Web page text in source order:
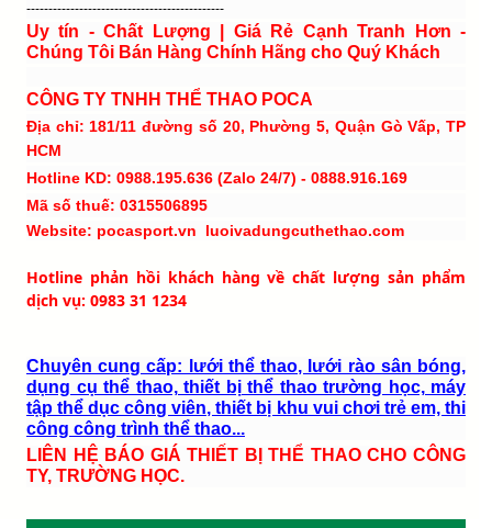
---------------------------------------------
Uy tín - Chất Lượng | Giá Rẻ Cạnh Tranh Hơn -
Chúng Tôi Bán Hàng Chính Hãng cho Quý Khách
CÔNG TY TNHH THỂ THAO POCA
Địa chỉ: 181/11 đường số 20, Phường 5, Quận Gò Vấp, TP
HCM
Hotline KD: 0988.195.636 (Zalo 24/7) - 0888.916.169
Mã số thuế: 0315506895
Website: pocasport.vn luoivadungcuthethao.com
Hotline phản hồi khách hàng về chất lượng sản phẩm
dịch vụ: 0983 31 1234
Chuyên cung cấp: lưới thể thao, lưới rào sân bóng,
dụng cụ thể thao, thiết bị thể thao trường học, máy
tập thể dục công viên, thiết bị khu vui chơi trẻ em, thi
công công trình thể thao...
LIÊN HỆ BÁO GIÁ THIẾT BỊ THỂ THAO CHO CÔNG
TY, TRƯỜNG HỌC.